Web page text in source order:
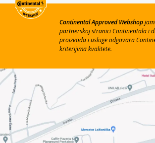
Continental Approved Webshop
partnerskoj stranici Continentala i
proizvoda i usluge odgovara
kriterijima kvalitete.